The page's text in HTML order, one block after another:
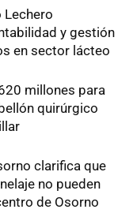
Lechero
y gestión
en sector lácteo
millones para
quirúrgico
clarifica que
no pueden
de Osorno